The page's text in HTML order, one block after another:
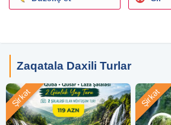
1 gecə oteldə yerləşmə
səhər yeməyi(2dəfə)
Peşəkar tur rəhbəri və bələdçi
Maraqlı ekskursiyalar və foto
Kollektiv Foto
EKSKURSİYALAR
Zaqatala Daxili Turlar
Şirkət Şirkət